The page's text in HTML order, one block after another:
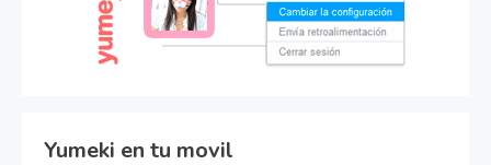
Yumeki en tu movil